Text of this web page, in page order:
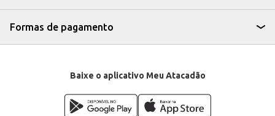
Formas de pagamento
Baixe o aplicativo Meu Atacadão